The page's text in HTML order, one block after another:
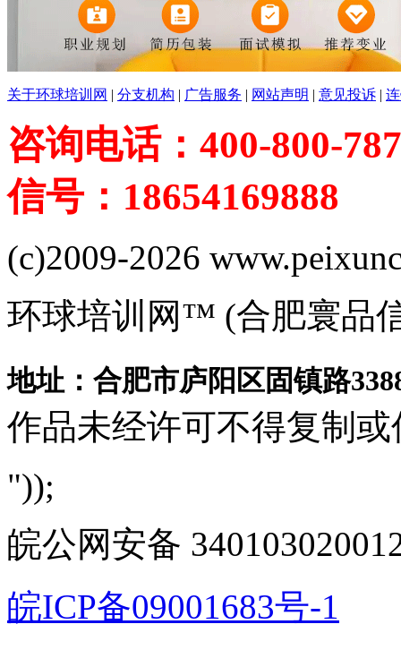
关于环球培训网 | 分支机构 | 广告服务 | 网站声明 | 意见投诉 |
咨询电话：400-800-
信号：18654169888
(c)2009-2026
环球培训网™ (合肥寰品
地址：合肥市庐阳区固镇路
作品未经许可不得复制或
"));
皖公网安备
皖ICP备09001683号-1